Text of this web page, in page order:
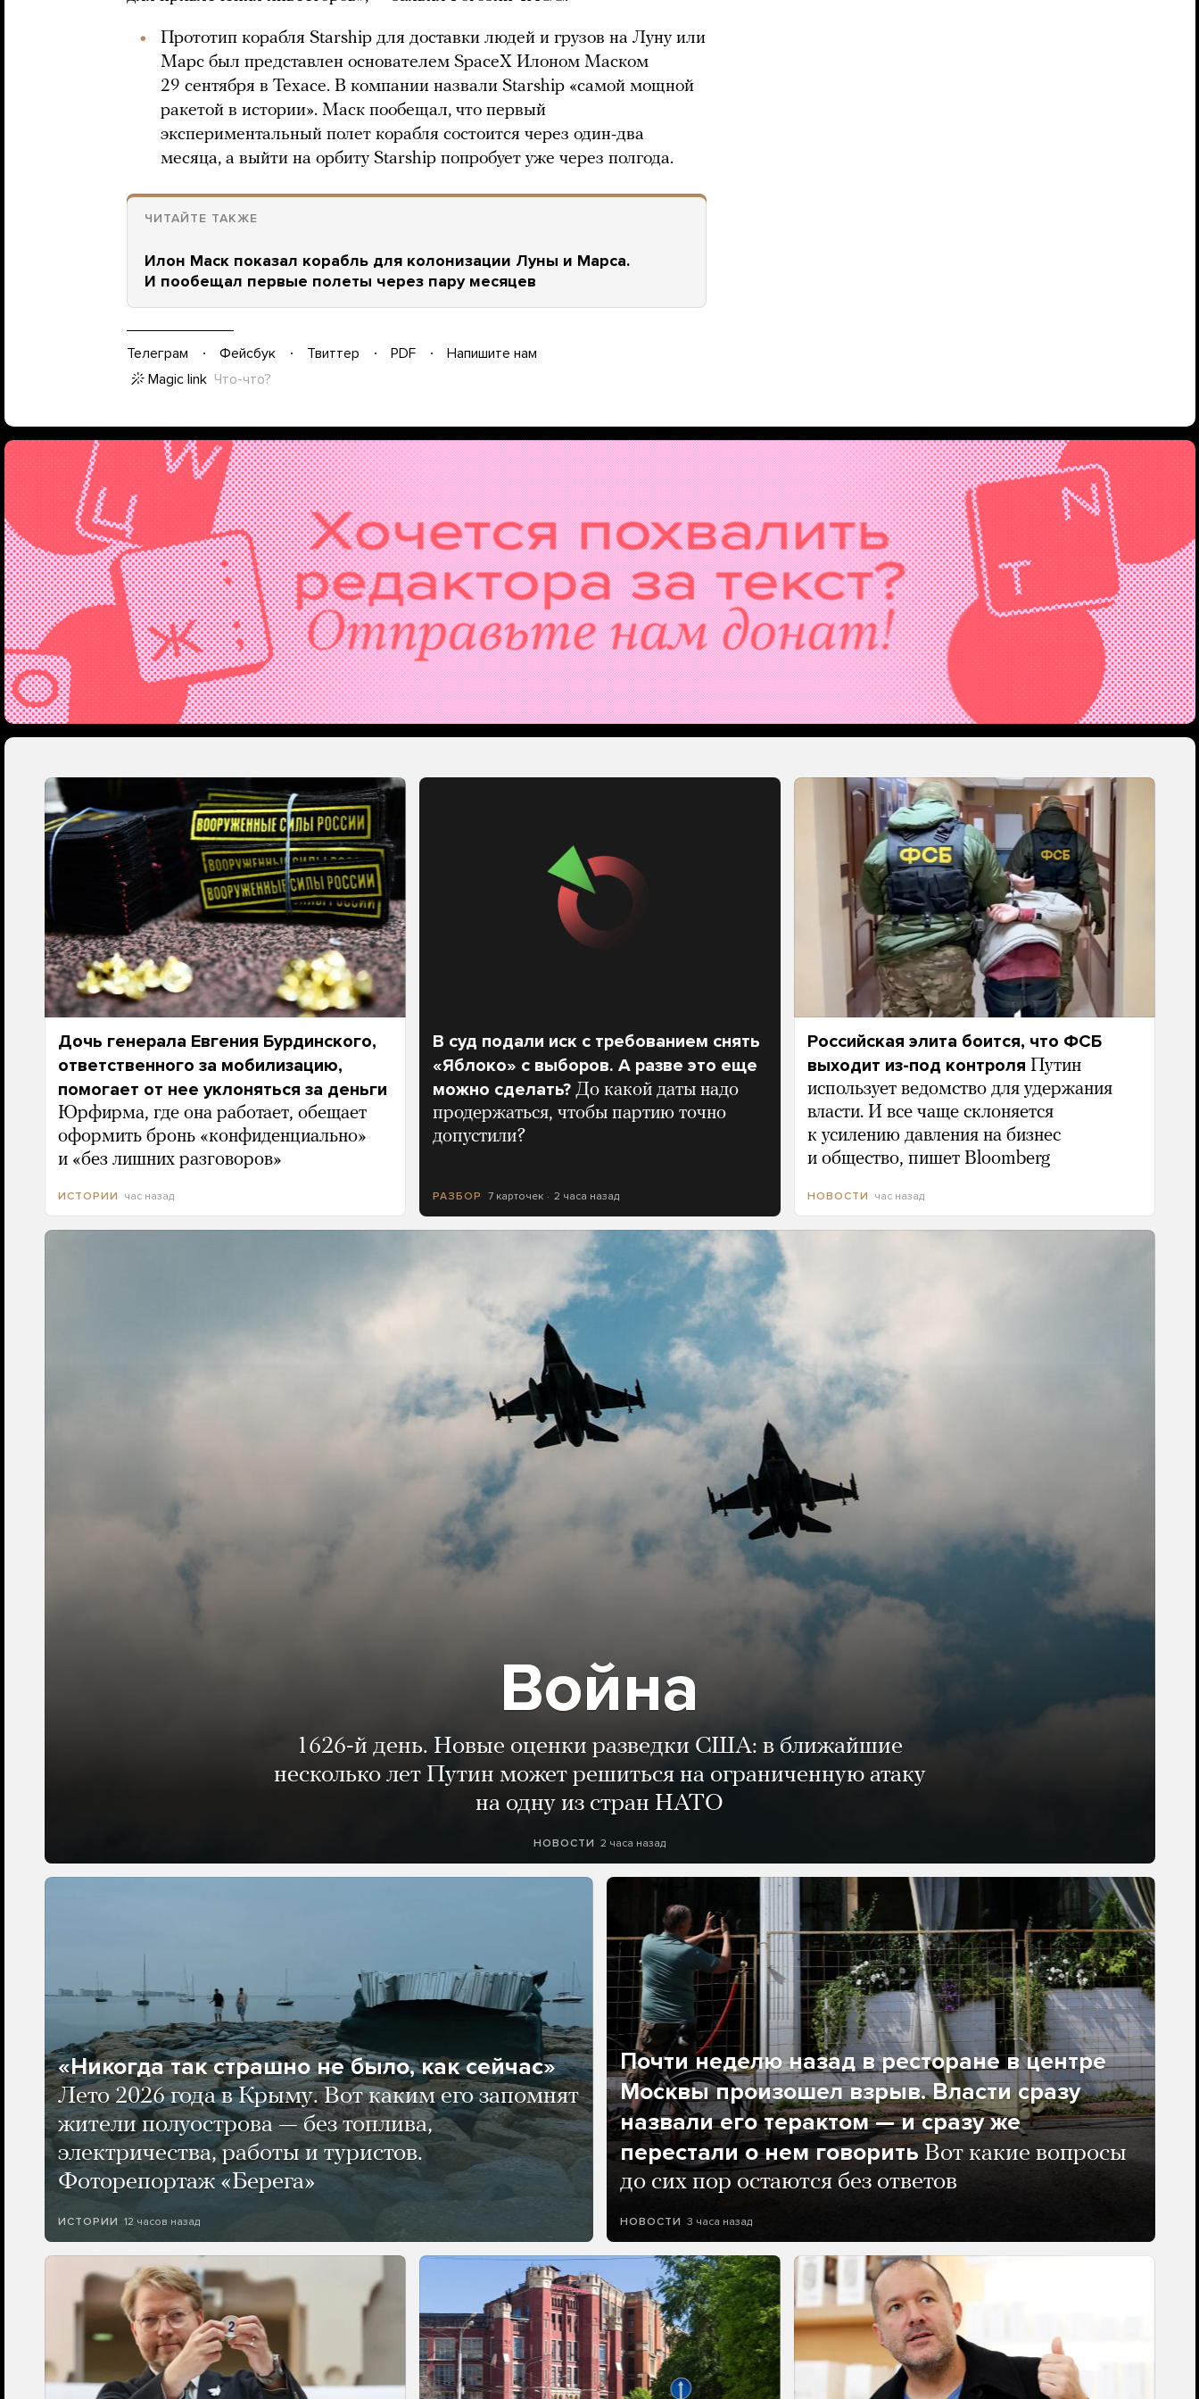
Прототип корабля Starship для доставки людей и грузов на Луну или
Марс был представлен основателем SpaceX Илоном Маском
29 сентября в Техасе. В компании назвали Starship «самой мощной
ракетой в истории». Маск пообещал, что первый
экспериментальный полет корабля состоится через один-два
месяца, а выйти на орбиту Starship попробует уже через полгода.
ЧИТАЙТЕ ТАКЖЕ
Илон Маск показал корабль для колонизации Луны и Марса.
И пообещал первые полеты через пару месяцев
Телеграм Фейсбук Твиттер PDF
Напишите нам
Magic link Что-что?
Дочь генерала Евгения Бурдинского,
ответственного за мобилизацию,
помогает от нее уклоняться за деньги
Юрфирма, где она работает, обещает
оформить бронь «конфиденциально»
и «без лишних разговоров»
ИСТОРИИ час назад
В суд подали иск с требованием снять
«Яблоко» с выборов. А разве это еще
можно сделать? До какой даты надо
продержаться, чтобы партию точно
допустили?
РАЗБОР 7 карточек 2 часа назад
Российская элита боится, что ФСБ
выходит из-под контроля Путин
использует ведомство для удержания
власти. И все чаще склоняется
к усилению давления на бизнес
и общество, пишет Bloomberg
НОВОСТИ час назад
Война
1626-й день. Новые оценки разведки США: в ближайшие
несколько лет Путин может решиться на ограниченную атаку
на одну из стран НАТО
НОВОСТИ 2 часа назад
«Никогда так страшно не было, как сейчас»
Лето 2026 года в Крыму. Вот каким его запомнят
жители полуострова — без топлива,
электричества, работы и туристов.
Фоторепортаж «Берега»
ИСТОРИИ 12 часов назад
Почти неделю назад в ресторане в центре
Москвы произошел взрыв. Власти сразу
назвали его терактом — и сразу же
перестали о нем говорить Вот какие вопросы
до сих пор остаются без ответов
НОВОСТИ 3 часа назад